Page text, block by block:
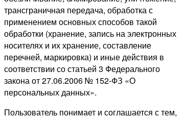
трансграничная передача, обработка с
применением основных способов такой
обработки (хранение, запись на электронных
носителях и их хранение, составление
перечней, маркировка) и иные действия в
соответствии со статьей 3 Федерального
закона от 27.06.2006 № 152-ФЗ «О
персональных данных».
Пользователь понимает и соглашается с тем,